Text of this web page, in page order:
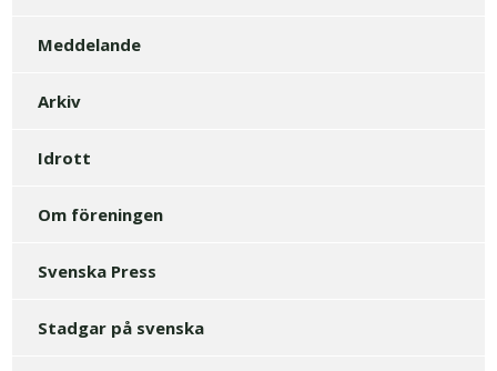
Meddelande
Arkiv
Idrott
Om föreningen
Svenska Press
Stadgar på svenska